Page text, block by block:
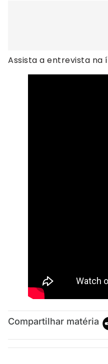
Assista a entrevista na
Compartilhar matéria